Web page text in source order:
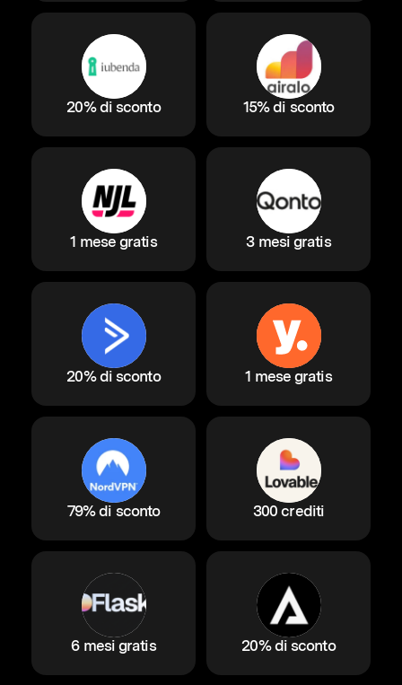
20% di sconto 15% di sconto
1 mese gratis 3 mesi gratis
20% di sconto 1 mese gratis
79% di sconto 300 crediti
6 mesi gratis 20% di sconto